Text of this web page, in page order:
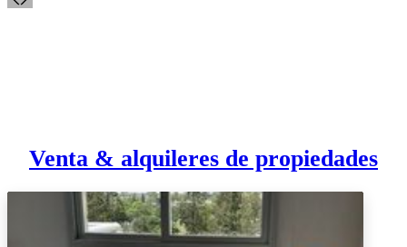
Venta & alquileres de propiedades